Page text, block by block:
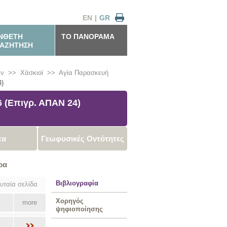
GR
|
EN
ΤΟ ΠΑΝΟΡΑΜΑ
>> Χάσκιοϊ>> Αγία Παρασκευή
(Επιγρ. ΑΠΑΝ 24)
Γεωφυσικές Οντότητες
σελίδα
more
Βιβλιογραφία
Χορηγός
ψηφιοποίησης